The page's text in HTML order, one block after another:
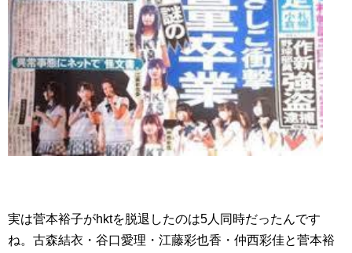
実は菅本裕子がhktを脱退したのは5人同時だったんです
ね。古森結衣・谷口愛理・江藤彩也香・仲西彩佳と菅本裕